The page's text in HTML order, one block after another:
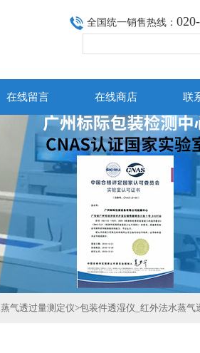
全国统一销售热线：
在线留言 在线商店 联
气透过量测定仪>包装件透湿仪_红外法水蒸气